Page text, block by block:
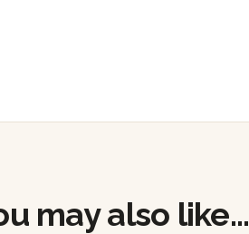
may also like...